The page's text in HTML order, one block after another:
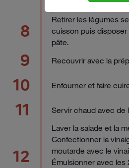
8
Retirer les légumes
cuisson puis
pâte.
9 Recouvrir avec la
10 Enfourner et faire
11 Servir chaud avec de
12
Laver la salade et la
Confectionner la
moutarde avec le
Émulsionner avec les